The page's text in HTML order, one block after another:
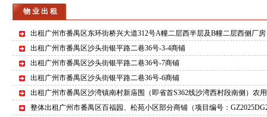
物 业 出 租
出租广州市番禺区东环街桥兴大道312号A幢二层西半层及B幢二层西侧厂房
出租广州市番禺区沙头街银平路二巷36号-3-4商铺
出租广州市番禺区沙头街银平路二巷36号-7商铺
出租广州市番禺区沙头街银平路二巷36号-6商铺
出租广州市番禺区沙湾镇南村新庙围（即省首S362线沙湾西村段南侧）农
整体出租广州市番禺区百福园、松苑小区部分商铺（项目编号：